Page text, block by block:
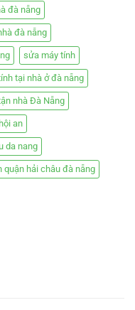
đà nẵng
đà nẵng
sửa máy tính
tại nhà ở đà nẵng
nhà Đà Nẵng
an
da nang
quận hải châu đà nẵng